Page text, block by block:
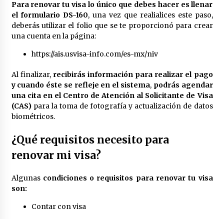
México libraría posible arancel de EE.UU. en
85% de sus exportaciones
2 meses atrás
Para renovar tu visa lo único que debes hacer es llenar
el formulario DS-160, una vez que realialices este paso,
deberás utilizar el folio que se te proporcionó para crear
una cuenta en la página:
https://ais.usvisa-info.com/es-mx/niv
Al finalizar, recibirás información para realizar el pago
y cuando éste se refleje en el sistema, podrás agendar
una cita en el Centro de Atención al Solicitante de Visa
(CAS) para la toma de fotografía y actualización de datos
biométricos.
¿Qué requisitos necesito para
renovar mi visa?
Algunas condiciones o requisitos para renovar tu visa
son:
Contar con visa